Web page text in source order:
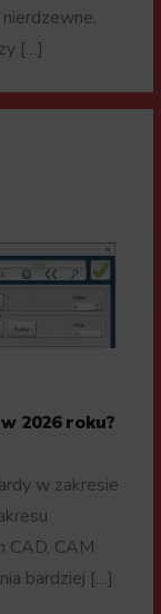
[…]
2026 roku?
w zakresie
CAD, CAM
bardziej […]